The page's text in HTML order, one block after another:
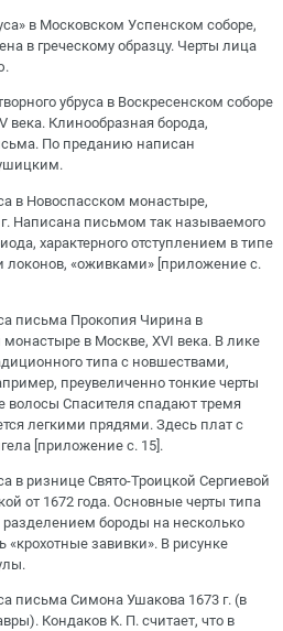
в Московском Успенском соборе,
в греческому образцу. Черты лица
убруса в Воскресенском соборе
века. Клинообразная борода,
По преданию написан
в Новоспасском монастыре,
Написана письмом так называемого
характерного отступлением в типе
локонов, «оживками» [приложение с.
письма Прокопия Чирина в
в Москве, XVI века. В лике
типа с новшествами,
преувеличенно тонкие черты
волосы Спасителя спадают тремя
легкими прядями. Здесь плат с
[приложение с. 15].
в ризнице Свято-Троицкой Сергиевой
от 1672 года. Основные черты типа
бороды на несколько
«крохотные завивки». В рисунке
письма Симона Ушакова 1673 г. (в
Кондаков К. П. считает, что в